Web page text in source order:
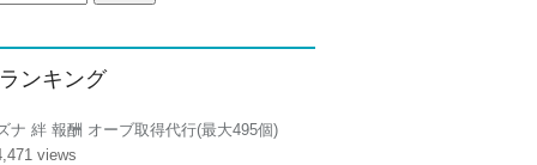
ンキング
ナ 絆 報酬 オーブ取得代行(最大495個)
views